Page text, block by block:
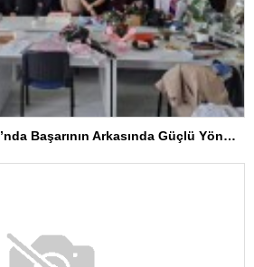
Iğdır İnönü Ortaokulu’nda Başarının Arkasında Güçlü Yönetim ve Özverili Eğitim Kadrosu Bulunuyor